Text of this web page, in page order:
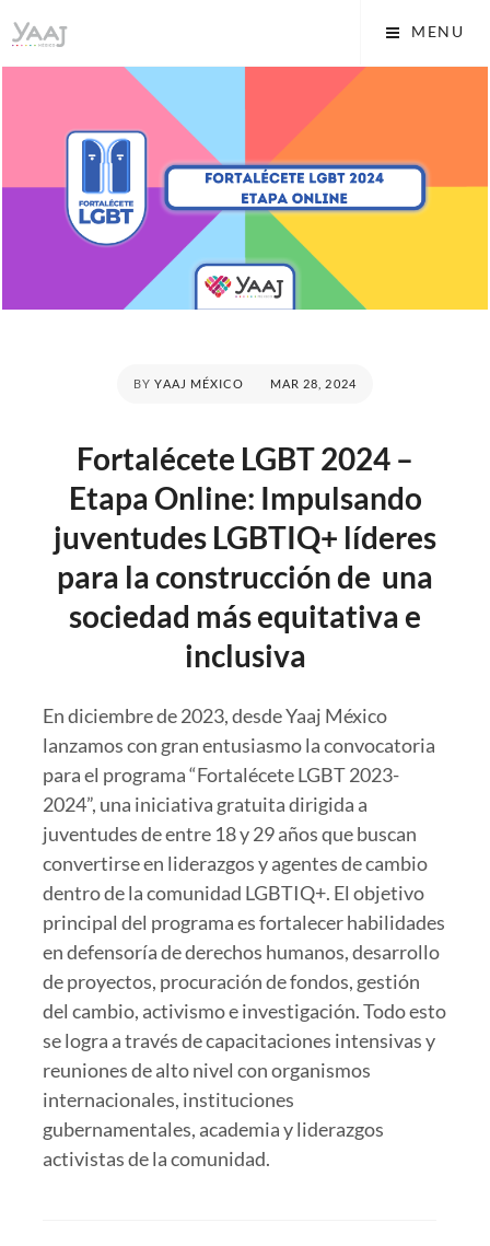
to
content
Yaaj: Transformando tu
vida A.C.
MENU
BYYAAJ MÉXICO
POSTED
MAR 28, 2024
Fortalécete LGBT 2024 –
Etapa Online: Impulsando
juventudes LGBTIQ+ líderes
para la construcción de una
sociedad más equitativa e
inclusiva
En diciembre de 2023, desde Yaaj México
lanzamos con gran entusiasmo la convocatoria
para el programa “Fortalécete LGBT 2023-
2024”, una iniciativa gratuita dirigida a
juventudes de entre 18 y 29 años que buscan
convertirse en liderazgos y agentes de cambio
dentro de la comunidad LGBTIQ+. El objetivo
principal del programa es fortalecer habilidades
en defensoría de derechos humanos, desarrollo
de proyectos, procuración de fondos, gestión
del cambio, activismo e investigación. Todo esto
se logra a través de capacitaciones intensivas y
reuniones de alto nivel con organismos
internacionales, instituciones
gubernamentales, academia y liderazgos
activistas de la comunidad.